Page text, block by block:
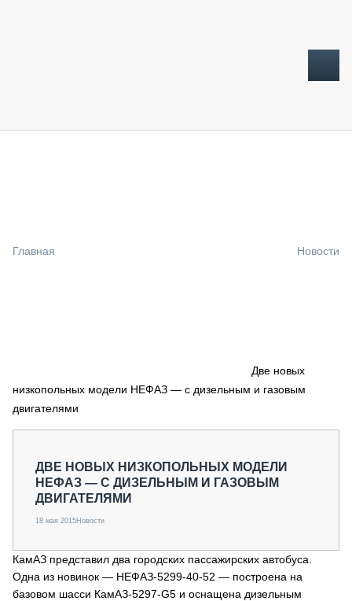
СПЕЦПРОЕКТЫ
МЕРОПРИЯТИЯ
СТАТЬИ ПО КАТЕГОРИЯМ ТЕХНИКИ
Главная Новости
Две новых
низкопольных модели НЕФАЗ — с дизельным и газовым
двигателями
ДВЕ НОВЫХ НИЗКОПОЛЬНЫХ МОДЕЛИ
НЕФАЗ — С ДИЗЕЛЬНЫМ И ГАЗОВЫМ
ДВИГАТЕЛЯМИ
18 мая 2015Новости
КамАЗ представил два городских пассажирских автобуса.
Одна из новинок — НЕФАЗ-5299-40-52 — построена на
базовом шасси КамАЗ-5297-G5 и оснащена дизельным